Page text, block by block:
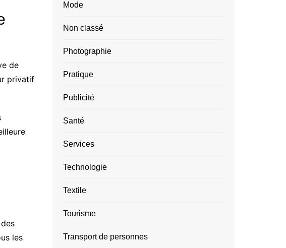
de
privatif
les
Mode
Non classé
Photographie
Pratique
Publicité
Santé
Services
Technologie
Textile
Tourisme
Transport de personnes